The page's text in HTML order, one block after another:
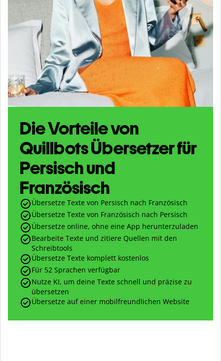
Die Vorteile von
Quillbots Übersetzer für
Persisch und
Französisch
Übersetze Texte von Persisch nach Französisch
Übersetze Texte von Französisch nach Persisch
Übersetze online, ohne eine App herunterzuladen
Bearbeite Texte und zitiere Quellen mit den
Schreibtools
Übersetze Texte komplett kostenlos
Für 52 Sprachen verfügbar
Nutze KI, um deine Texte schnell und präzise zu
übersetzen
Übersetze auf einer mobilfreundlichen Website